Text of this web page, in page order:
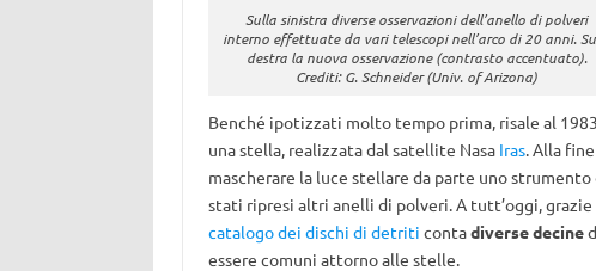
Sulla sinistra diverse osservazioni dell’anello di polveri
interno effettuate da vari telescopi nell’arco di 20 anni.
destra la nuova osservazione (contrasto accentuato).
Crediti: G. Schneider (Univ. of Arizona)
Benché ipotizzati molto tempo prima, risale al
una stella, realizzata dal satellite Nasa Iras. Alla
mascherare la luce stellare da parte uno
stati ripresi altri anelli di polveri. A tutt’oggi,
catalogo dei dischi di detriti contadiverse decine
essere comuni attorno alle stelle.